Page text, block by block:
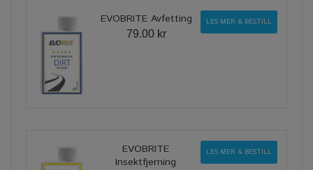
EVOBRITE Avfetting
79.00 kr
LES MER & BESTILL
EVOBRITE
Insektfjerning
LES MER & BESTILL